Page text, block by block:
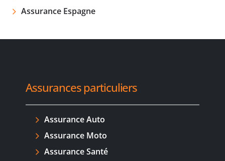
Assurance Espagne
Assurances particuliers
Assurance Auto
Assurance Moto
Assurance Santé